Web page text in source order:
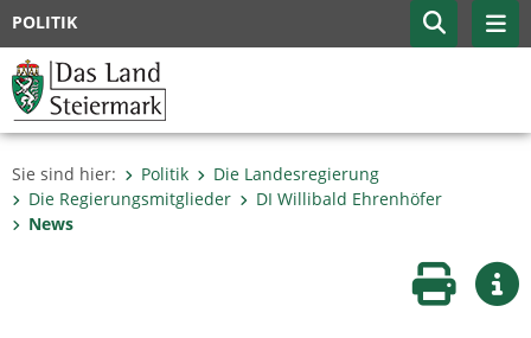
POLITIK
Sie sind hier: Politik
Die Landesregierung
Die Regierungsmitglieder
DI Willibald Ehrenhöfer
News
Seite